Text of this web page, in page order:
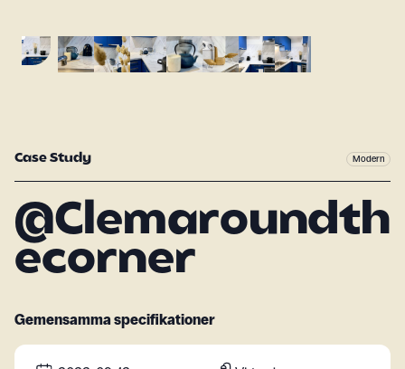
Case Study Modern
@Clemaroundth
ecorner
Gemensamma specifikationer